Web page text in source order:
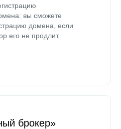
вы сможете
домена, если
его не продлит.
брокер»